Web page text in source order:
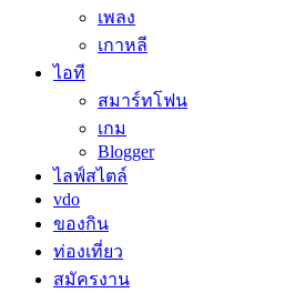
เพลง
เกาหลี
ไอที
สมาร์ทโฟน
เกม
Blogger
ไลฟ์สไตล์
vdo
ของกิน
ท่องเที่ยว
สมัครงาน